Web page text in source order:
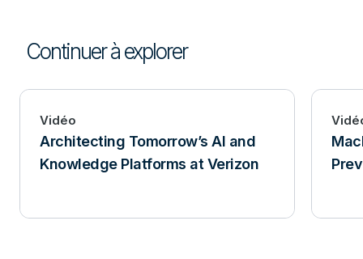
Continuer à explorer
Vidéo
Architecting Tomorrow’s AI and
Knowledge Platforms at Verizon